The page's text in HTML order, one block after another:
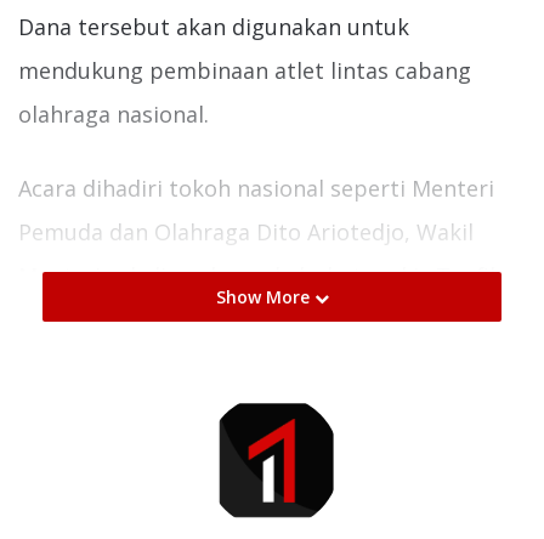
Dana tersebut akan digunakan untuk
mendukung pembinaan atlet lintas cabang
olahraga nasional.
Acara dihadiri tokoh nasional seperti Menteri
Pemuda dan Olahraga Dito Ariotedjo, Wakil
Menteri sekaligus legenda bulu tangkis Taufik
Hidayat, dan Utusan Khusus Presiden Raffi
edisi spesial dan collectibles bertanda tangan
delapan legenda bulu tangkis peraih medali
Show More